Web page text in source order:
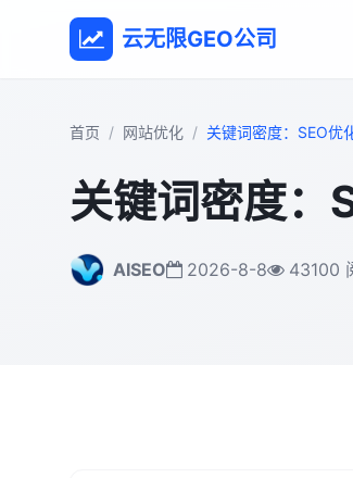
云无限GEO公司
首页 网站优化 关键词密度：SEO优
关键词密度：
AISEO 2026-8-8 43100